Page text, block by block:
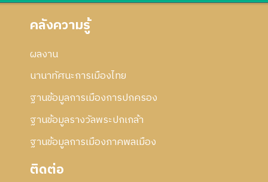
คลังความรู้
ผลงาน
นานาทัศนะการเมืองไทย
ฐานข้อมูลการเมืองการปกครอง
ฐานข้อมูลรางวัลพระปกเกล้า
ฐานข้อมูลการเมืองภาคพลเมือง
ติดต่อ